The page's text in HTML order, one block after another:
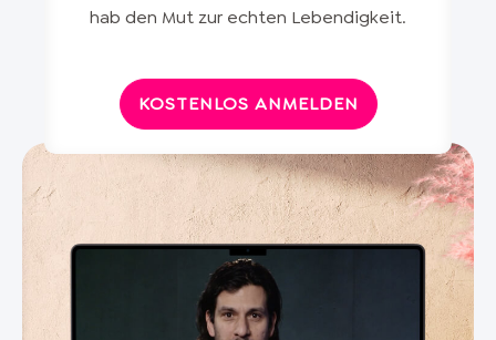
hab den Mut zur echten Lebendigkeit.
KOSTENLOS ANMELDEN